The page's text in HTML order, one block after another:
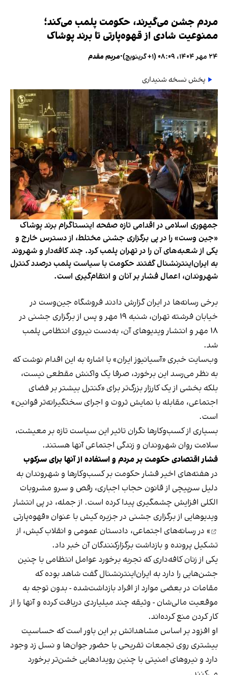
مردم جشن می‌گیرند، حکومت پلمب می‌کند؛
ممنوعیت شادی از قهوه‌پارتی تا برند پوشاک
۲۴ مهر ۱۴۰۴، ۰۸:۰۹ (‎+۱ گرینویچ) •مریم مقدم
پخش نسخه شنیداری
جمهوری اسلامی در اقدامی تازه صفحه اینستاگرام برند پوشاک
«جین وست» را در پی برگزاری جشنی مختلط، از دسترس خارج و
یکی از شعبه‌های آن را در تهران پلمب کرد. چند کافه‌‌دار و شهروند
به ایران‌اینترنشنال گفتند حکومت با سیاست پلمب درصدد کنترل
شهروندان، اعمال فشار بر آنان و انتقام‌گیری است.
برخی رسانه‌ها در ایران گزارش دادند فروشگاه جین‌وست در
خیابان فرشته تهران، شنبه ۱۹ مهر و پس از برگزاری جشنی در
۱۸ مهر و انتشار ویدیوهای آن، به‌دست نیروی انتظامی پلمب
شد.
وب‌سایت خبری «آسیانیوز ایران» با اشاره به این اقدام نوشت که
به نظر می‌رسد این برخورد، صرفا یک واکنش مقطعی نیست،
بلکه بخشی از یک کارزار بزرگ‌تر برای «کنترل بیشتر بر فضای
اجتماعی، مقابله با نمایش ثروت و اجرای سختگیرانه‌تر قوانین»
است.
بسیاری از کسب‌وکارها نگران تاثیر این سیاست‌ تازه بر معیشت،
سلامت روان شهروندان و زندگی اجتماعی آنها هستند.
فشار اقتصادی حکومت بر مردم و استفاده از آنها برای سرکوب
در هفته‌های اخیر فشار حکومت بر کسب‌وکارها و شهروندان به
دلیل سرپیچی از قانون حجاب اجباری، رقص و سرو مشروبات
الکلی افزایش چشمگیری پیدا کرده است. از جمله، در پی انتشار
ویدیوهایی از برگزاری جشنی در جزیره کیش با عنوان «قهوه‌پارتی
» در رسانه‌های اجتماعی، دادستان عمومی و انقلاب کیش، از
تشکیل پرونده و بازداشت برگزارکنندگان آن خبر داد.
یکی از زنان کافه‌داری که تجربه برخورد عوامل انتظامی با چنین
جشن‌هایی را دارد به ایران‌اینترنشنال گفت شاهد بوده که
مقامات در بعضی موارد از افراد بازداشت‌‌شده - بدون توجه به
موقعیت مالی‌شان - وثیقه چند میلیاردی دریافت کرده و آنها را از
کار کردن منع کرده‌اند.
او افزود بر اساس مشاهداتش بر این باور است که حساسیت
بیشتری روی تجمعات تفریحی با حضور جوان‌ها و نسل زد وجود
دارد و نیروهای امنیتی با چنین رویدادهایی خشن‌تر برخورد